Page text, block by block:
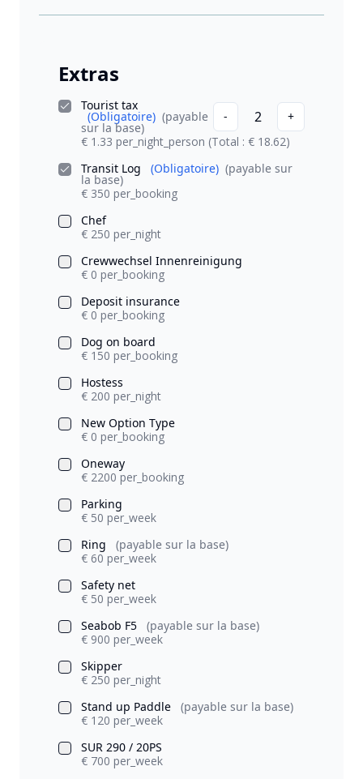
Extras
Tourist tax
(Obligatoire) (payable
sur la base)
- 2
+
€ 1.33 per_night_person (Total : € 18.62)
Transit Log
(Obligatoire) (payable sur
la base)
€ 350 per_booking
Chef
€ 250 per_night
Crewwechsel Innenreinigung
€ 0 per_booking
Deposit insurance
€ 0 per_booking
Dog on board
€ 150 per_booking
Hostess
€ 200 per_night
New Option Type
€ 0 per_booking
Oneway
€ 2200 per_booking
Parking
€ 50 per_week
Ring
(payable sur la base)
€ 60 per_week
Safety net
€ 50 per_week
Seabob F5
(payable sur la base)
€ 900 per_week
Skipper
€ 250 per_night
Stand up Paddle
(payable sur la base)
€ 120 per_week
SUR 290 / 20PS
€ 700 per_week